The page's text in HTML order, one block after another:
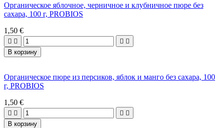
Органическое яблочное, черничное и клубничное пюре без
сахара, 100 г, PROBIOS
1,50 €
   
В корзину
Органическое пюре из персиков, яблок и манго без сахара, 100
г, PROBIOS
1,50 €
   
В корзину